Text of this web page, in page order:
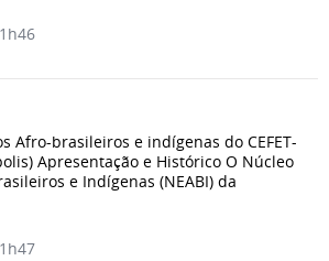
Afro-brasileiros e indígenas do CEFET-
Apresentação e Histórico O Núcleo
e Indígenas (NEABI) da